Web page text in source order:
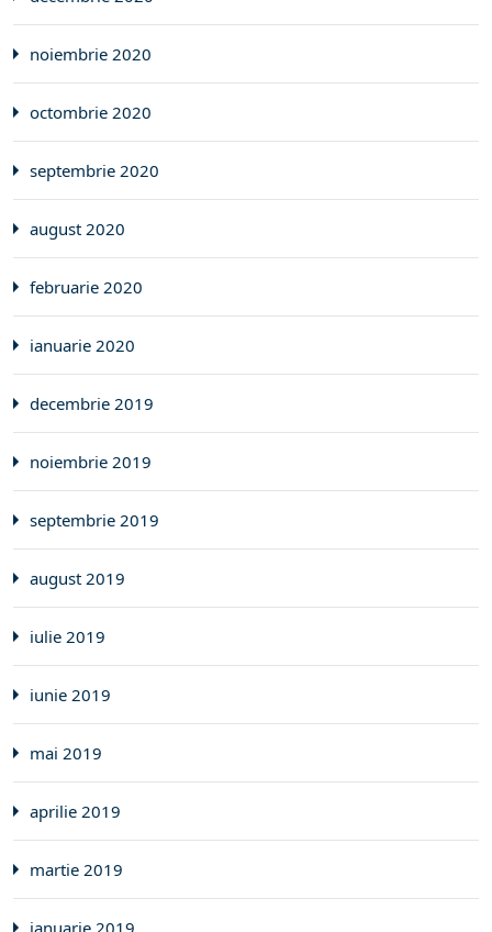
noiembrie 2020
octombrie 2020
septembrie 2020
august 2020
februarie 2020
ianuarie 2020
decembrie 2019
noiembrie 2019
septembrie 2019
august 2019
iulie 2019
iunie 2019
mai 2019
aprilie 2019
martie 2019
ianuarie 2019